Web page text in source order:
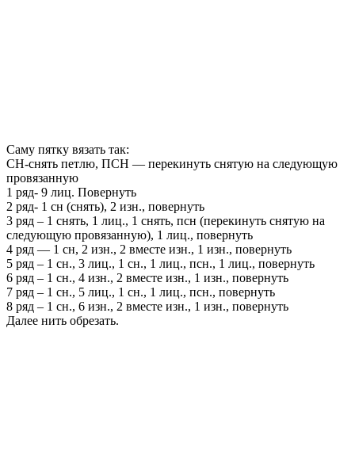
Саму пятку вязать так:
СН-снять петлю, ПСН — перекинуть снятую на следующую
провязанную
1 ряд- 9 лиц. Повернуть
2 ряд- 1 сн (снять), 2 изн., повернуть
3 ряд – 1 снять, 1 лиц., 1 снять, псн (перекинуть снятую на
следующую провязанную), 1 лиц., повернуть
4 ряд — 1 сн, 2 изн., 2 вместе изн., 1 изн., повернуть
5 ряд – 1 сн., 3 лиц., 1 сн., 1 лиц., псн., 1 лиц., повернуть
6 ряд – 1 сн., 4 изн., 2 вместе изн., 1 изн., повернуть
7 ряд – 1 сн., 5 лиц., 1 сн., 1 лиц., псн., повернуть
8 ряд – 1 сн., 6 изн., 2 вместе изн., 1 изн., повернуть
Далее нить обрезать.